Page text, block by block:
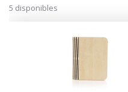
5 disponibles